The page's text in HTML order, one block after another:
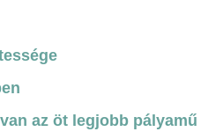
az öt legjobb pályamű